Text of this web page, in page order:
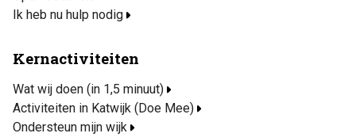
Ik heb nu hulp nodig
Kernactiviteiten
Wat wij doen (in 1,5 minuut)
Activiteiten in Katwijk (Doe Mee)
Ondersteun mijn wijk